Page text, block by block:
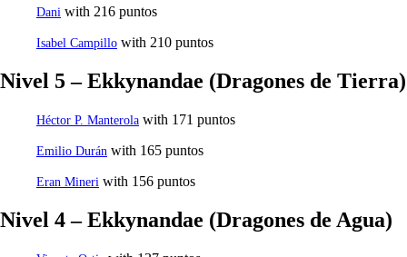
Dani with 216 puntos
Isabel Campillo with 210 puntos
Nivel 5 – Ekkynandae (Dragones de Tierra)
Héctor P. Manterola with 171 puntos
Emilio Durán with 165 puntos
Eran Mineri with 156 puntos
Nivel 4 – Ekkynandae (Dragones de Agua)